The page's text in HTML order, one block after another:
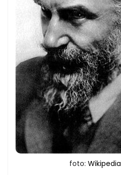
foto: Wikipedia